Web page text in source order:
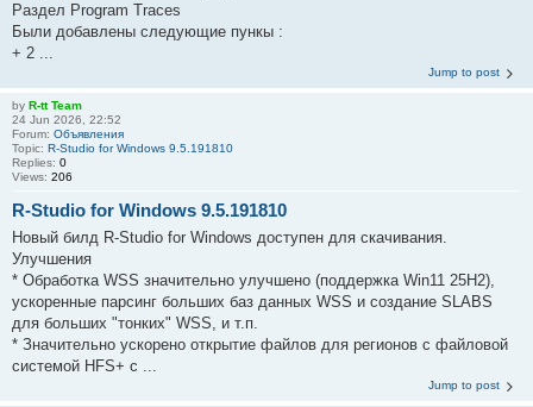
Раздел Program Traces
Были добавлены следующие пункы :
+ 2 ...
Jump to post
by R-tt Team
24 Jun 2026, 22:52
Forum: Объявления
Topic: R-Studio for Windows 9.5.191810
Replies: 0
Views: 206
R-Studio for Windows 9.5.191810
Новый билд R-Studio for Windows доступен для скачивания.
Улучшения
* Обработка WSS значительно улучшено (поддержка Win11 25H2),
ускоренные парсинг больших баз данных WSS и создание SLABS
для больших "тонких" WSS, и т.п.
* Значительно ускорено открытие файлов для регионов с файловой
системой HFS+ с ...
Jump to post